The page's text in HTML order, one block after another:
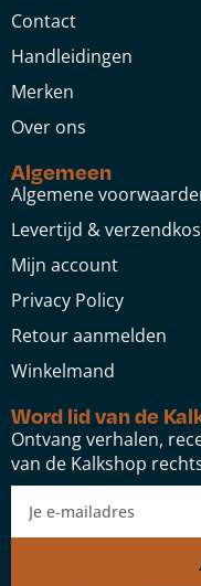
Contact
Handleidingen
Merken
Over ons
Algemeen
Algemene
Levertijd &
Mijn account
Privacy Policy
Retour aanmelden
Winkelmand
Word lid van de
Ontvang verhalen,
van de Kalkshop